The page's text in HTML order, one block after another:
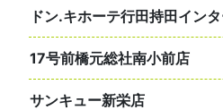
ドン.キホーテ行田持田イン
17号前橋元総社南小前店
サンキュー新栄店